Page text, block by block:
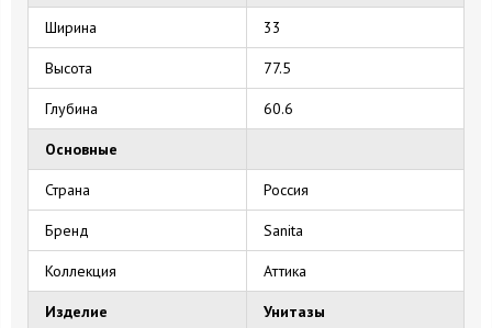
Ширина 33
Высота 77.5
Глубина 60.6
Основные
Страна Россия
Бренд Sanita
Коллекция Аттика
Изделие Унитазы